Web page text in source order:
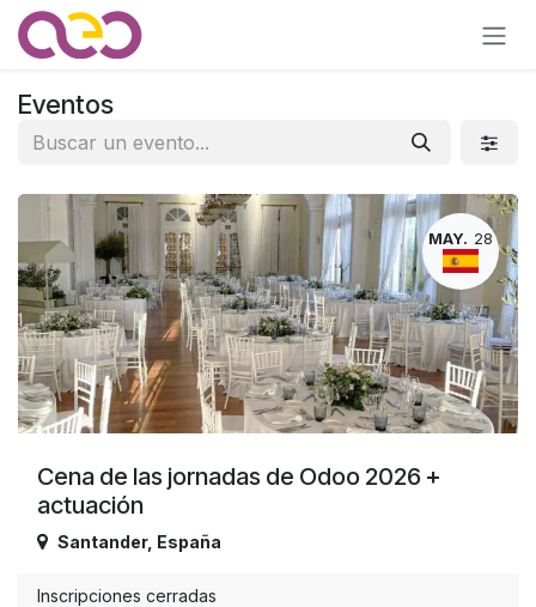
Ir al contenido
Eventos
MAY. 28
Cena de las jornadas de Odoo 2026 +
actuación
Santander, España
Inscripciones cerradas